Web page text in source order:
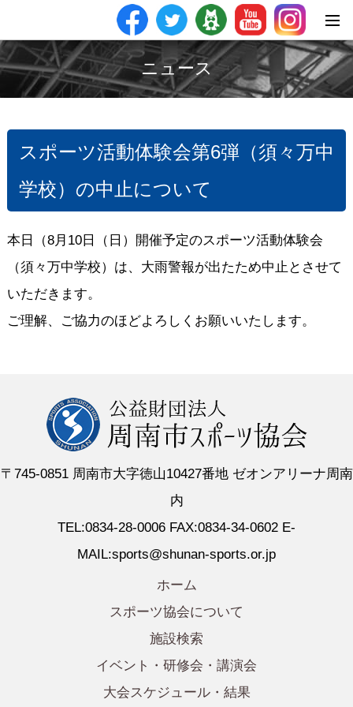
ニュース
スポーツ活動体験会第6弾（須々万中
学校）の中止について
本日（8月10日（日）開催予定のスポーツ活動体験会
（須々万中学校）は、大雨警報が出たため中止とさせて
いただきます。
ご理解、ご協力のほどよろしくお願いいたします。
〒745-0851 周南市大字徳山10427番地 ゼオンアリーナ周南
内
TEL:0834-28-0006 FAX:0834-34-0602 E-
MAIL:sports@shunan-sports.or.jp
ホーム
スポーツ協会について
施設検索
イベント・研修会・講演会
大会スケジュール・結果